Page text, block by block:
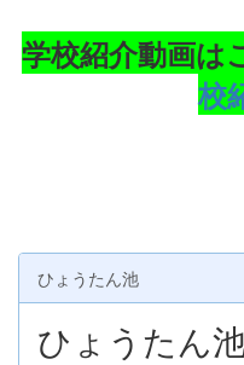
学校紹介動画
校
ひょうたん池
ひょうたん